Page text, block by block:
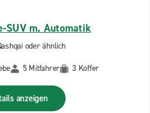
SUV m. Automatik
oder ähnlich
5 Mitfahrer 3 Koffer
anzeigen